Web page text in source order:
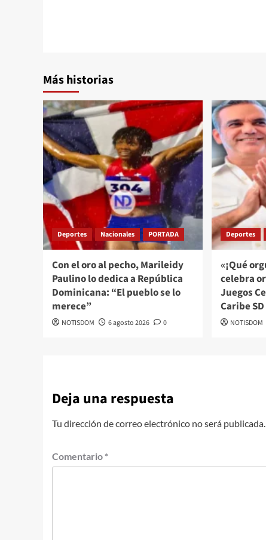
Más historias
Deportes Nacionales PORTADA
Con el oro al pecho, Marileidy
Paulino lo dedica a República
Dominicana: “El pueblo se lo
merece”
NOTISDOM 6 agosto 2026 0
Deportes
«¡Qué
celebra
Juegos
Caribe
NOTISDOM
Deja una respuesta
Tu dirección de correo electrónico no será publicada.
Comentario *